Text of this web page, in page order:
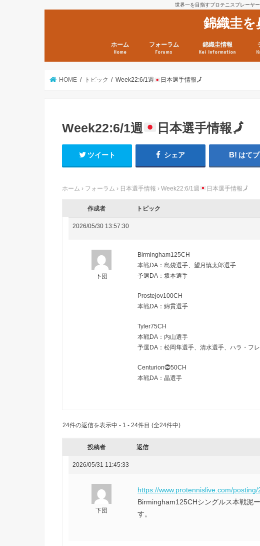
世界一を目指すプロテニスプレーヤ
錦織圭
ホーム
Home
フォーラム
Forums
錦織圭情報
Kei Information
日現在）
点）
HOME トピック Week22:6/1週 日本選手情報 🗾
Week22:6/1週 日本選手情報🗾
ツイート シェア はてブ
ホーム › フォーラム › 日本選手情報 › Week22:6/1週 日本選手情報🗾
作成者 トピック
2026/05/30 13:57:30
下団
Birmingham125CH
本戦DA：島袋選手、望月慎太郎選手
予選DA：坂本選手
Prostejov100CH
本戦DA：綿貫選手
Tyler75CH
本戦DA：内山選手
予選DA：松岡隼選手、清水選手、ハラ・フ
Centurion⓶50CH
本戦DA：晶選手
24件の返信を表示中 - 1 - 24件目 (全24件中)
投稿者 返信
2026/05/31 11:45:33
下団
https://www.protennislive.com/
Birmingham125CHシングルス本戦泥
す。